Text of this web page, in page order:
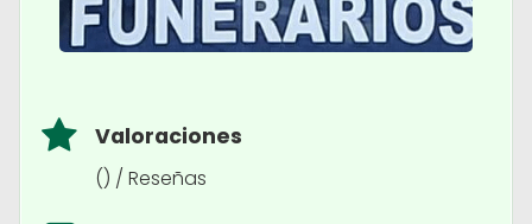
Valoraciones
() / Reseñas